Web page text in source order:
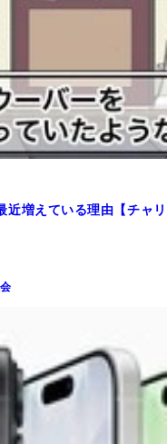
近増えている理由【チャリ